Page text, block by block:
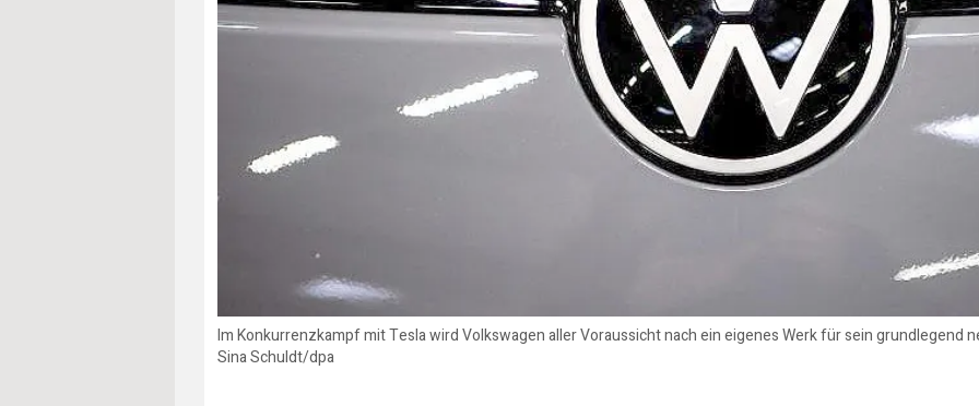
Im Konkurrenzkampf mit Tesla wird Volkswagen aller Voraussicht nach ein eigenes Werk für sein grundlegend
Sina Schuldt/dpa